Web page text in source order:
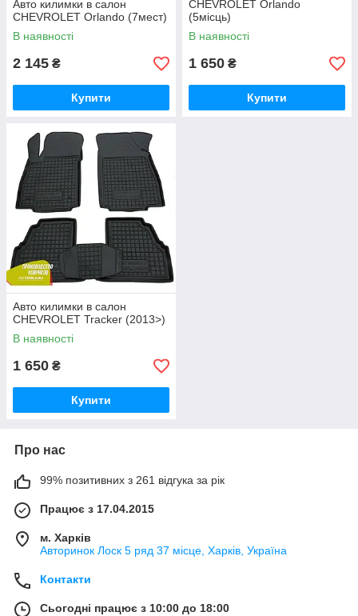
Авто килимки в салон
CHEVROLET Orlando (7мест)
В наявності
2 145 ₴
Купити
CHEVROLET Orlando
(5місць)
В наявності
1 650 ₴
Купити
Авто килимки в салон
CHEVROLET Tracker (2013>)
В наявності
1 650 ₴
Купити
Про нас
99% позитивних з 261 відгука за рік
Працює з 17.04.2015
м. Харків
Авторинок Лоск 5 ряд 37 місце, Харків, Україна
Контакти
Сьогодні працює з 10:00 до 18:00